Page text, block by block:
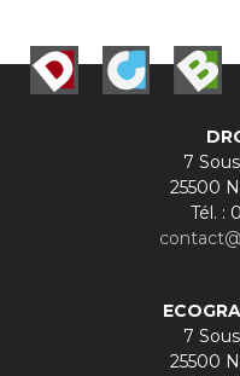
7
25500
Tél. :
7
25500